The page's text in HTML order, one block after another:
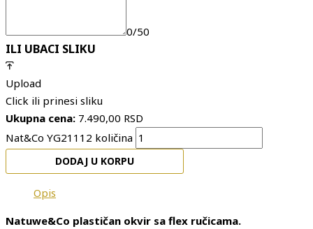
0/50
ILI UBACI SLIKU
Upload
Click ili prinesi sliku
Ukupna cena: 7.490,00 RSD
Nat&Co YG21112 količina
DODAJ U KORPU
Opis
Natuwe&Co plastičan okvir sa flex ručicama.